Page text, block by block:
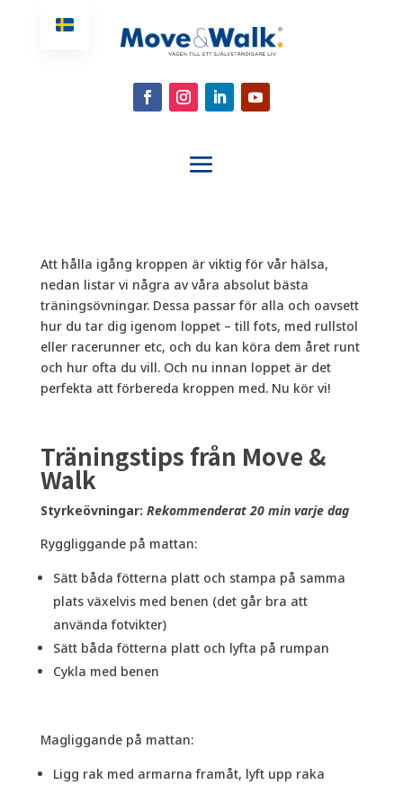
Att hålla igång kroppen är viktig för vår hälsa,
nedan listar vi några av våra absolut bästa
träningsövningar. Dessa passar för alla och oavsett
hur du tar dig igenom loppet – till fots, med rullstol
eller racerunner etc, och du kan köra dem året runt
och hur ofta du vill. Och nu innan loppet är det
perfekta att förbereda kroppen med. Nu kör vi!
Träningstips från Move &
Walk
Styrkeövningar: Rekommenderat 20 min varje dag
Ryggliggande på mattan:
Sätt båda fötterna platt och stampa på samma
plats växelvis med benen (det går bra att
använda fotvikter)
Sätt båda fötterna platt och lyfta på rumpan
Cykla med benen
Magliggande på mattan:
Ligg rak med armarna framåt, lyft upp raka